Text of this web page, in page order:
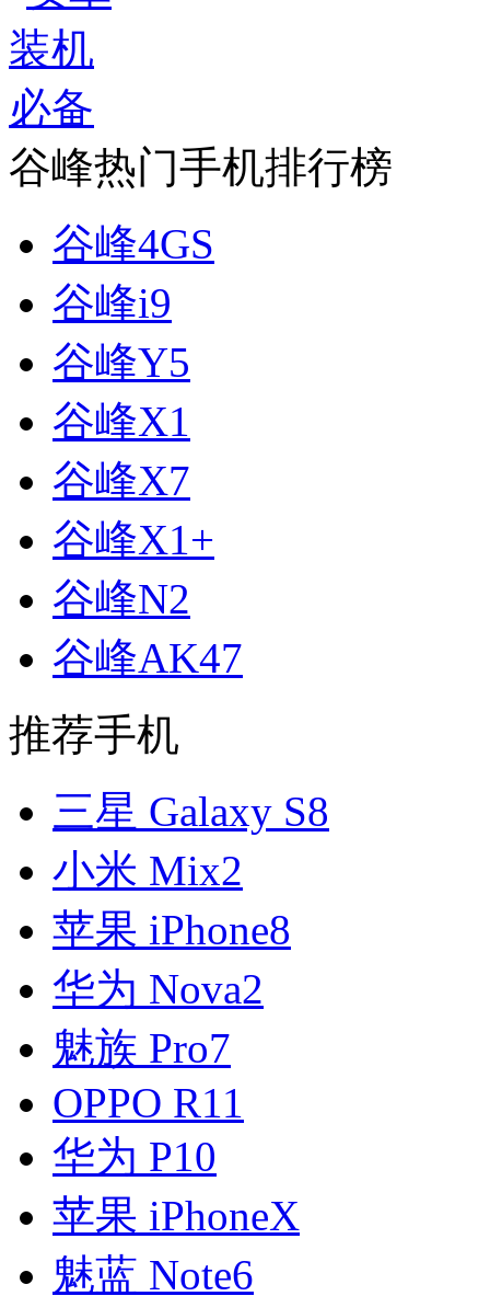
谷峰热门手机排行榜
谷峰4GS
谷峰i9
谷峰Y5
谷峰X1
谷峰X7
谷峰X1+
谷峰N2
谷峰AK47
推荐手机
三星 Galaxy S8
小米 Mix2
苹果 iPhone8
华为 Nova2
魅族 Pro7
OPPO R11
华为 P10
苹果 iPhoneX
魅蓝 Note6